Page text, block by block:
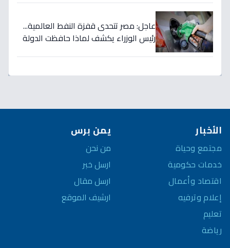
عاجل: مصر تتحدى قفزة النفط العالمية...
رئيس الوزراء يكشف لماذا حافظت الدولة
الأخبار
مجتمع وحياة
خدمات حكومية
اقتصاد وأعمال
إعلام وترفيه
تعليم
رياضة
يمن برس
من نحن
ارسل خبر
ارسل مقال
ارشيف الموقع